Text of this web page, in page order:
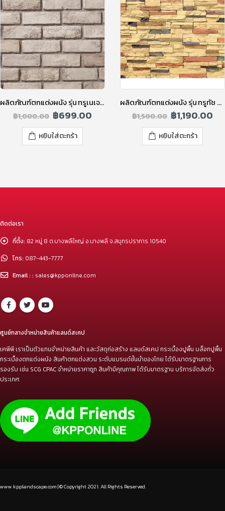
ผลิตภัณฑ์ตกแต่งผนัง รุ่น ทรูเนเจอร์ โอลด์บริค สีเทาอ่อน
฿1,000.00 ฿699.00
หยิบใส่ตะกร้า
ผลิตภัณฑ์ตกแต่งผนัง รุ่น ทรูทัช ทูโทน สีบัตเตอร์บราวน์
฿1,500.00 ฿1,190.00
หยิบใส่ตะกร้า
ติดต่อเรา
ที่ตั้ง: 82 หมู่ 8 ต.บางพลีใหญ่ อ.บางพลี จ.สมุทรปราการ 10540
โทร: 087-443-7777
Email : : sales@kpponline.com
ศูนย์กลางจำหน่ายสินค้าแลนด์สเคป
เคพีพี เราเป็นตัวแทนจำหน่ายสินค้า และวัสดุก่อสร้าง แลนด์สเคป กระเบื้องปูพื้น บล็อกปูพื้น
กระเบื้องตกแต่งผนัง สินค้าตกแต่งสวน ระดับแบรนด์ชั้นนำของไทย ได้รับมาตรฐานการ
รองรับ เช่น SCG CPAC จำหน่ายราคาถูก สินค้ามีคุณภาพ ได้รับมาตรฐาน บริการจัดส่งทั่ว
ประเทศ.
www.kpplandscape.com | © Copyright 2021. All Rights Reserved.